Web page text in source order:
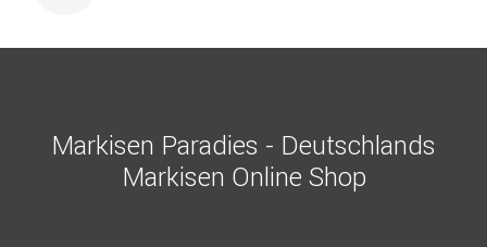
Markisen Paradies - Deutschlands
Markisen Online Shop